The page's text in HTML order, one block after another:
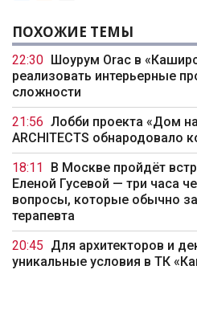
ПОХОЖИЕ ТЕМЫ
22:30
Шоурум Orac в
реализовать интерьерные
сложности
21:56 Лобби проекта «Дом
ARCHITECTS обнародовало
18:11
В Москве пройдёт
Еленой Гусевой — три часа
вопросы, которые обычно
терапевта
20:45 Для архитекторов и
уникальные условия в ТК